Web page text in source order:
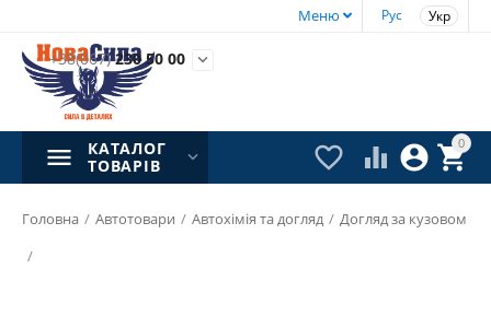
Рус Укр
Меню
+38(067)230 50 00 
0


 
КАТАЛОГ
ТОВАРІВ
Головна / Автотовари / Автохімія та догляд / Догляд за кузовом
/